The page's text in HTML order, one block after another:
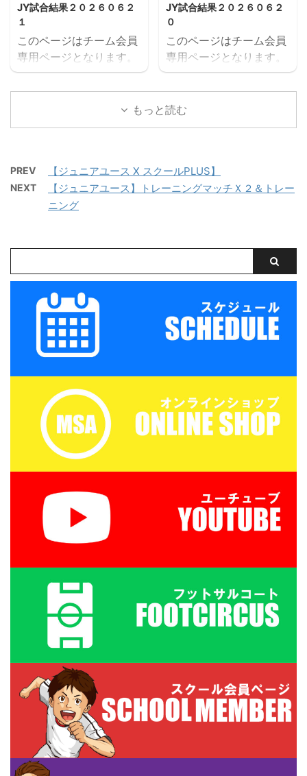
JY試合結果２０２６０６２
１
このページはチーム会員
専用ページとなります。
閲覧にはユーザー名とパ
スワードにてログインが
必要となります。既存ユ
を保存する
JY試合結果２０２６０６２
０
このページはチーム会員
専用ページとなります。
閲覧にはユーザー名とパ
スワードにてログインが
必要となります。既存ユ
を保存する
もっと読む
PREV 【ジュニアユース X スクールPLUS】
NEXT
【ジュニアユース】トレーニングマッチＸ２＆トレー
ニング